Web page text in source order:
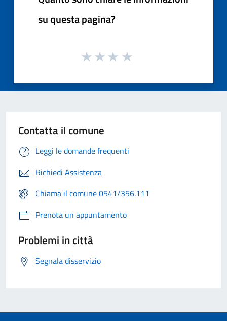
su questa pagina?
Contatta il comune
Leggi le domande frequenti
Richiedi Assistenza
Chiama il comune 0541/356.111
Prenota un appuntamento
Problemi in città
Segnala disservizio